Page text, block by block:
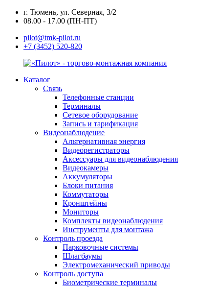
г. Тюмень, ул. Северная, 3/2
08.00 - 17.00 (ПН-ПТ)
pilot@tmk-pilot.ru
+7 (3452) 520-820
Каталог
Связь
Телефонные станции
Терминалы
Сетевое оборудование
Запись и тарификация
Видеонаблюдение
Альтернативная энергия
Видеорегистраторы
Аксессуары для видеонаблюдения
Видеокамеры
Аккумуляторы
Блоки питания
Коммутаторы
Кронштейны
Мониторы
Комплекты видеонаблюдения
Инструменты для монтажа
Контроль проезда
Парковочные системы
Шлагбаумы
Электромеханический приводы
Контроль доступа
Биометрические терминалы